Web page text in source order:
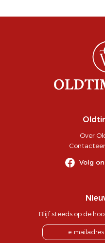
Over
Volg
Blijf steeds op de